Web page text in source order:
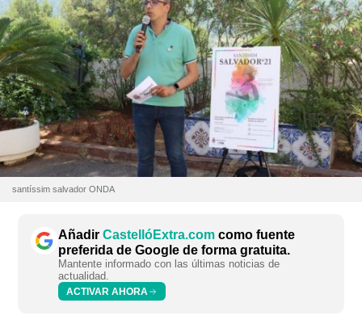
santíssim salvador ONDA
Añadir CastellóExtra.com como fuente
preferida de Google de forma gratuita.
Mantente informado con las últimas noticias de
actualidad.
ACTIVAR AHORA